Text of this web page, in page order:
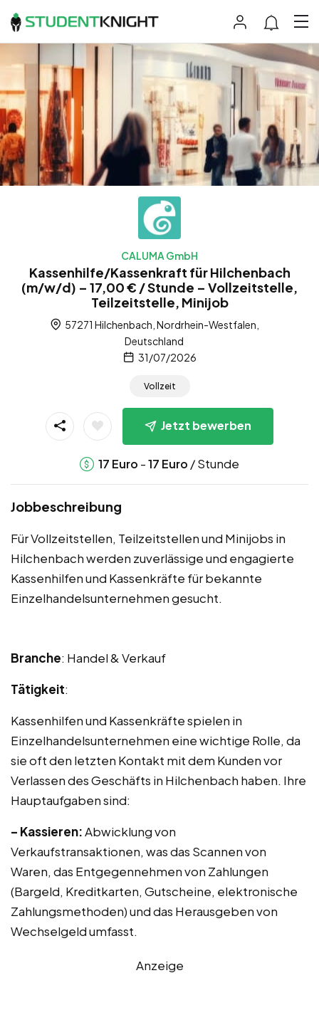
CALUMA GmbH
Kassenhilfe/Kassenkraft für Hilchenbach
(m/w/d) – 17,00 € / Stunde – Vollzeitstelle,
Teilzeitstelle, Minijob
57271 Hilchenbach, Nordrhein-Westfalen,
Deutschland
31/07/2026
Vollzeit
Jetzt bewerben
17 Euro -17 Euro / Stunde
Jobbeschreibung
Für Vollzeitstellen, Teilzeitstellen und Minijobs in
Hilchenbach werden zuverlässige und engagierte
Kassenhilfen und Kassenkräfte für bekannte
Einzelhandelsunternehmen gesucht.
Branche: Handel & Verkauf
Tätigkeit:
Kassenhilfen und Kassenkräfte spielen in
Einzelhandelsunternehmen eine wichtige Rolle, da
sie oft den letzten Kontakt mit dem Kunden vor
Verlassen des Geschäfts in Hilchenbach haben. Ihre
Hauptaufgaben sind:
– Kassieren:Abwicklung von
Verkaufstransaktionen, was das Scannen von
Waren, das Entgegennehmen von Zahlungen
(Bargeld, Kreditkarten, Gutscheine, elektronische
Zahlungsmethoden) und das Herausgeben von
Wechselgeld umfasst.
Anzeige